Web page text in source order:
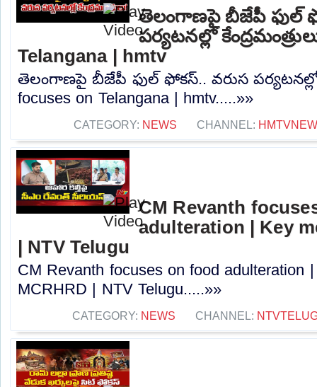
తెలంగాణపై బీజేపీ ఫుల్
పర్యటనల్లో
Telangana | hmtv
తెలంగాణపై బీజేపీ ఫుల్ ఫోకస్.. వరుస పర్యటనల్లో
focuses on Telangana | hmtv.....»»
CATEGORY: NEWS CHANNEL:
CM Revanth
adulteration | Key
| NTV Telugu
CM Revanth focuses on food adulteration
MCRHRD | NTV Telugu.....»»
CATEGORY: NEWS CHANNEL: